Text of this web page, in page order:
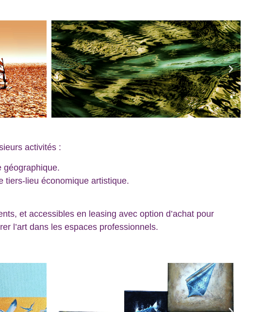
activités :
géographique.
tiers-lieu économique artistique.
et accessibles en leasing avec option d’achat pour
l’art dans les espaces professionnels.